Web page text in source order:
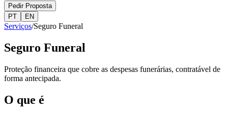
Pedir Proposta
PT
EN
Serviços/Seguro Funeral
Seguro Funeral
Proteção financeira que cobre as despesas funerárias, contratável de
forma antecipada.
O que é